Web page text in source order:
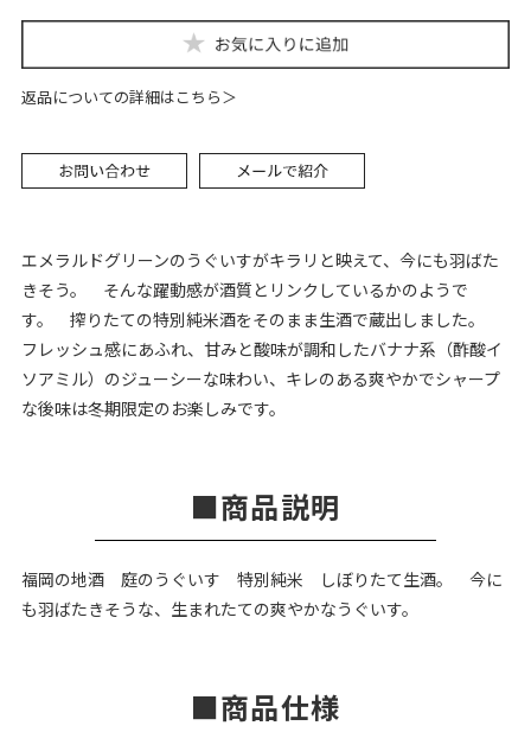
返品についての詳細はこちら
エメラルドグリーンのうぐいすがキラリと映えて、今にも羽ばた
きそう。 そんな躍動感が酒質とリンクしているかのようで
す。 搾りたての特別純米酒をそのまま生酒で蔵出しました。
フレッシュ感にあふれ、甘みと酸味が調和したバナナ系（酢酸イ
ソアミル）のジューシーな味わい、キレのある爽やかでシャープ
な後味は冬期限定のお楽しみです。
商品説明
福岡の地酒 庭のうぐいす 特別純米 しぼりたて生酒。 今に
も羽ばたきそうな、生まれたての爽やかなうぐいす。
商品仕様